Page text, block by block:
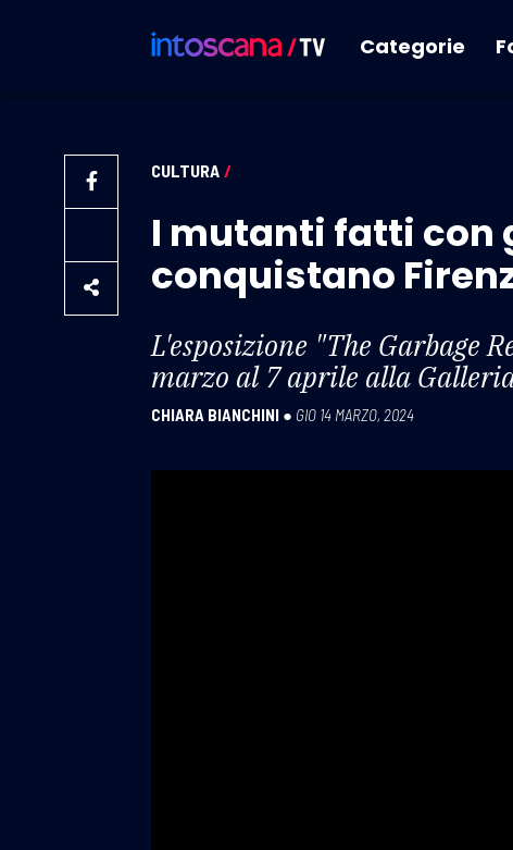
Categorie
CULTURA /
I mutanti fatti con
conquistano
L'esposizione "The Garbage
marzo al 7 aprile alla
CHIARA BIANCHINI ● GIO 14 MARZO, 2024